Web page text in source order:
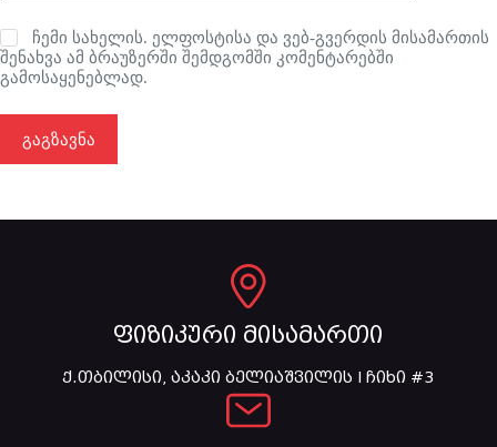
ჩემი სახელის. ელფოსტისა და ვებ-გვერდის მისამართის
შენახვა ამ ბრაუზერში შემდგომში კომენტარებში
გამოსაყენებლად.
გაგზავნა
ფიზიკური მისამართი
ქ.თბილისი, აკაკი ბელიაშვილის I ჩიხი #3